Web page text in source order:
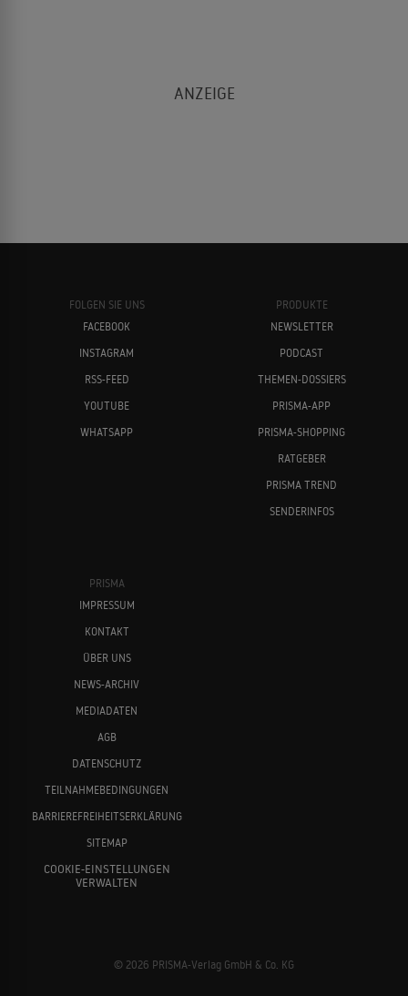
FOLGEN SIE UNS
FACEBOOK
INSTAGRAM
RSS-FEED
YOUTUBE
WHATSAPP
PRODUKTE
NEWSLETTER
PODCAST
THEMEN-DOSSIERS
PRISMA-APP
PRISMA-SHOPPING
RATGEBER
PRISMA TREND
SENDERINFOS
PRISMA
IMPRESSUM
KONTAKT
ÜBER UNS
NEWS-ARCHIV
MEDIADATEN
AGB
DATENSCHUTZ
TEILNAHMEBEDINGUNGEN
BARRIEREFREIHEITSERKLÄRUNG
SITEMAP
COOKIE-EINSTELLUNGEN
VERWALTEN
© 2026 PRISMA-Verlag GmbH & Co. KG